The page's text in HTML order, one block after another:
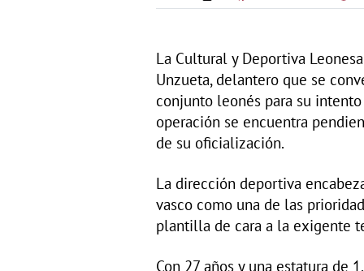
La Cultural y Deportiva
Unzueta, delantero que se
conjunto leonés para su
operación se encuentra
de su oficialización.
La dirección deportiva
vasco como una de las
plantilla de cara a la exigente
Con 27 años y una estatura de